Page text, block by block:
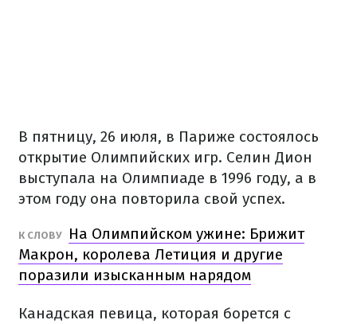
В пятницу, 26 июля, в Париже состоялось
открытие Олимпийских игр. Селин Дион
выступала на Олимпиаде в 1996 году, а в
этом году она повторила свой успех.
К СЛОВУ
На Олимпийском ужине: Брижит
Макрон, королева Летиция и другие
поразили изысканным нарядом
Канадская певица, которая борется с